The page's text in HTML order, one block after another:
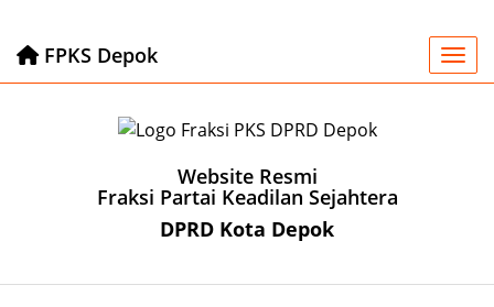
FPKS Depok
Website Resmi
Fraksi Partai Keadilan Sejahtera
DPRD Kota Depok